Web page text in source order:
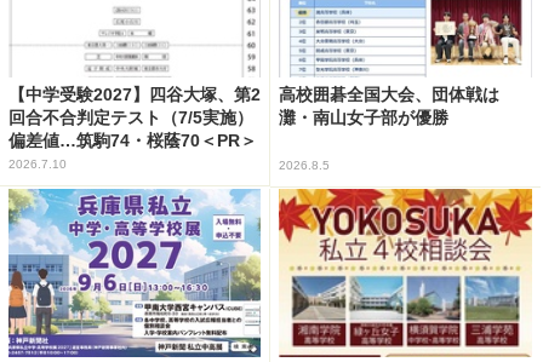
【中学受験2027】四谷大塚、第2
回合不合判定テスト（7/5実施）
偏差値…筑駒74・桜蔭70＜PR＞
2026.7.10
高校囲碁全国大会、団体戦は
灘・南山女子部が優勝
2026.8.5